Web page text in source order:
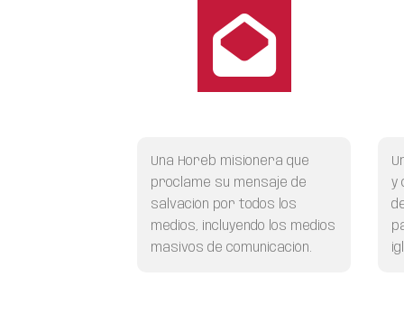
Una Horeb misionera que
proclame su mensaje de
salvación por todos los
medios, incluyendo los medios
masivos de comunicación.
y